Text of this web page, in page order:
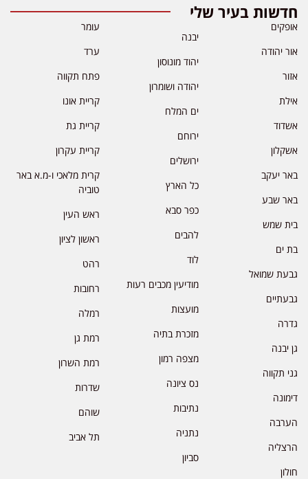
חדשות בעיר שלי
אופקים
אור יהודה
אזור
אילת
אשדוד
אשקלון
באר יעקב
באר שבע
בית שמש
בת ים
גבעת שמואל
גבעתיים
גדרה
גן יבנה
גני תקווה
דימונה
הערבה
הרצליה
חולון
יבנה
יהוד מונוסון
יהודה ושומרון
ים המלח
ירוחם
ירושלים
כל הארץ
כפר סבא
להבים
לוד
מודיעין מכבים רעות
מועצות
מזכרת בתיה
מצפה רמון
נס ציונה
נתיבות
נתניה
סביון
עומר
ערד
פתח תקווה
קריית אונו
קריית גת
קריית עקרון
קרית מלאכי ו-מ.א באר
טוביה
ראש העין
ראשון לציון
רהט
רחובות
רמלה
רמת גן
רמת השרון
שדרות
שוהם
תל אביב